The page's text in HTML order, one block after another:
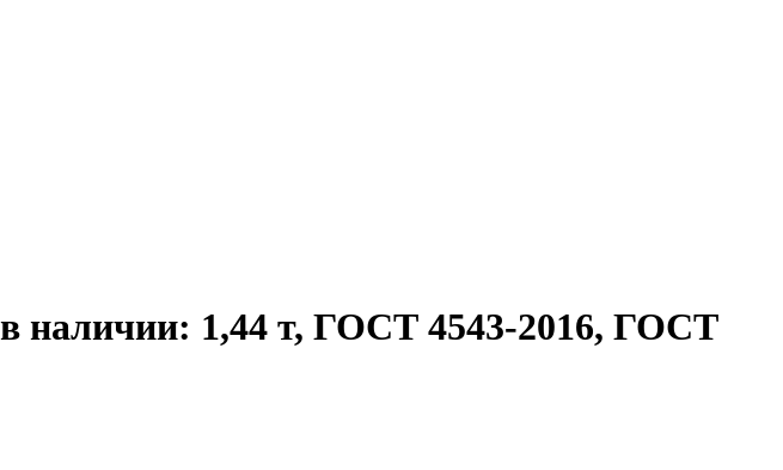
1,44 т, ГОСТ 4543-2016, ГОСТ